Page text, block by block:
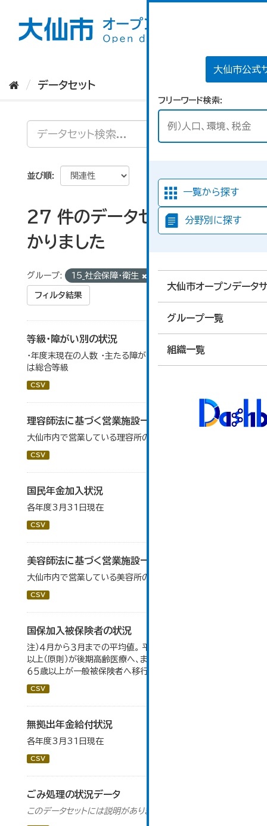
大仙市公式
フリーワード検索
一覧から探す
分野別に探す
大仙市オープンデータ
グループ一覧
組織一覧
データセット
並び順
27 件のデータセットが見つ
かりました
グループ: 15_社会保障・衛生
フィルタ結果
等級・障がい別の状況
・年度末現在の人数 ・主たる障がい部位でカウント ・等級
は総合等級
CSV
理容師法に基づく営業施設一覧
大仙市内で営業している理容所の一覧を掲載します。
CSV
国民年金加入状況
各年度3月31日現在
CSV
美容師法に基づく営業施設一覧
大仙市内で営業している美容所の一覧を掲載します。
CSV
国保加入被保険者の状況
注）４月から３月までの平均値。 平成２０年４月から、７５歳
以上（原則）が後期高齢医療へ、また、退職被保険者のうち
６５歳以上が一般被保険者へ移行。
CSV
無拠出年金給付状況
各年度3月31日現在
CSV
ごみ処理の状況データ
このデータセットには説明がありません